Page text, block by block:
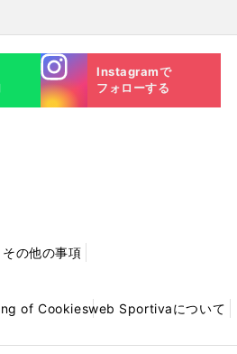
Instagra
m
Instagramで
フォローする
の他の事項
of Cookiesweb Sportivaについて